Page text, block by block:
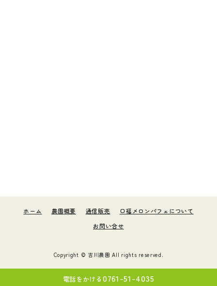
電話をかける 0761-51-4035
ホーム 農園概要 通信販売
口福メロンパフェについて
お問い合せ
Copyright © 吉川農園 All rights reserved.